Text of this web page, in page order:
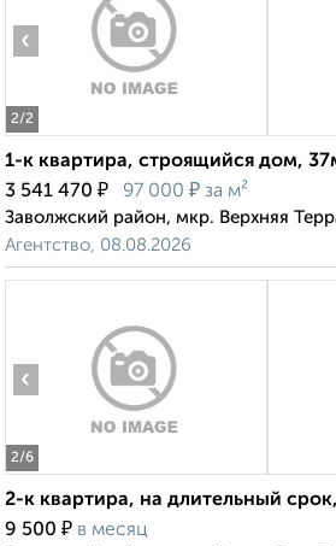
2/2
‹
1-к квартира, строящийся дом,
3 541 470 ₽ 97 000 ₽ за м²
Заволжский район, мкр. Верхняя
Агентство, 08.08.2026
2/6
‹
2-к квартира, на длительный
9 500 ₽ в месяц